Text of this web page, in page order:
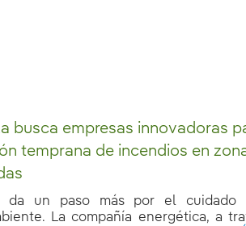
busca empresas innovadoras
temprana de incendios en
da un paso más por el cuidado
La compañía energética, a